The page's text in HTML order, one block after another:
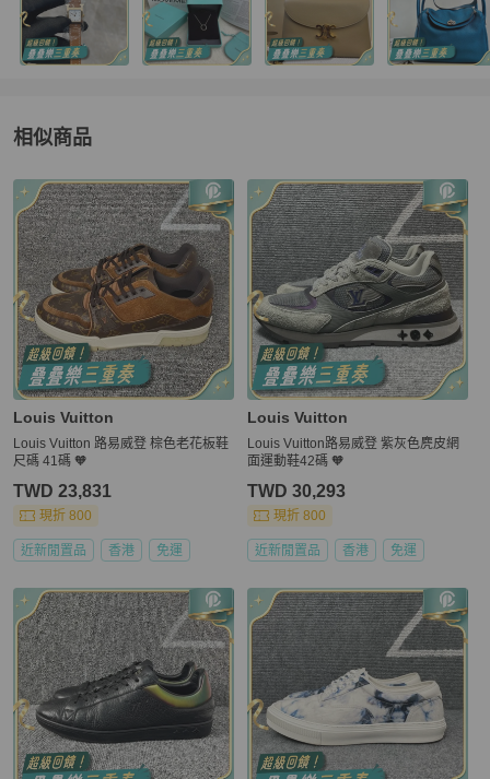
相似商品
更多相似Louis Vuitton男鞋推薦精品
Louis Vuitton
Louis Vuitton 路易威登 棕色老花板鞋
尺碼 41碼 🧡
TWD 23,831
現折 800
近新閒置品 香港 免運
Louis Vuitton
Louis Vuitton路易威登 紫灰色麂皮網
面運動鞋42碼 🧡
TWD 30,293
現折 800
近新閒置品 香港 免運